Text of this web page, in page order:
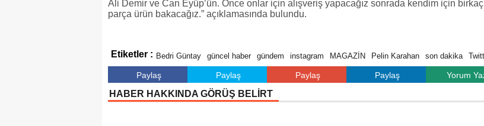
Ali Demir ve Can Eyüp’ün. Önce onlar için alışveriş yapacağız sonrada kendim için birkaç
parça ürün bakacağız.” açıklamasında bulundu.
Etiketler : Bedri Güntay güncel haber gündem instagram MAGAZİN Pelin Karahan son dakika
Paylaş Paylaş Paylaş Paylaş Yorum
HABER HAKKINDA GÖRÜŞ BELİRT